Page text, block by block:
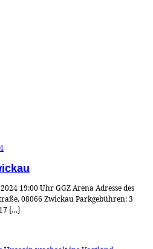
19:00 Uhr GGZ Arena Adresse des
08066 Zwickau Parkgebühren: 3
[…]